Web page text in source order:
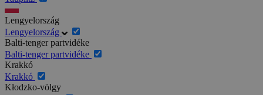
Lengyelország
Lengyelország
Balti-tenger partvidéke
Balti-tenger partvidéke
Krakkó
Krakkó
Kłodzko-völgy